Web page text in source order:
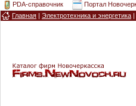
PDA-справочник Портал
Главная | Электротехника и энергетика |